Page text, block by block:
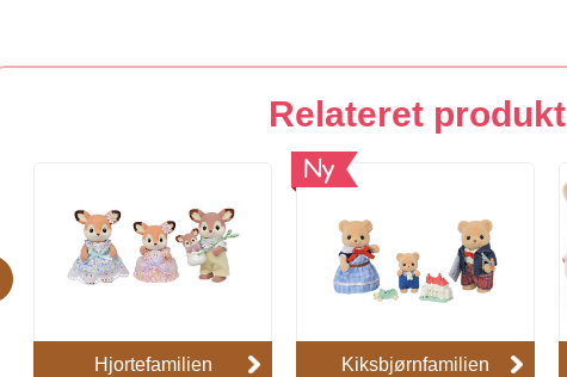
Relateret produkt
Hjortefamilien
Ny
Kiksbjørnfamilien